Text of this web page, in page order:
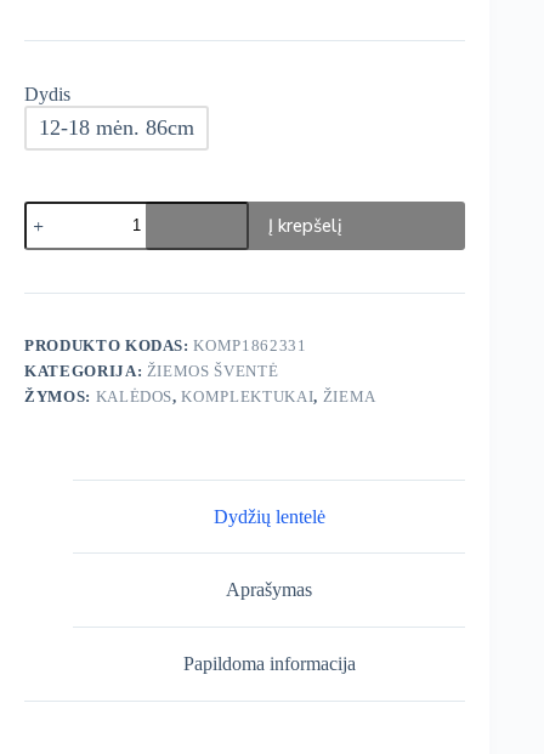
Dydis
12-18 mėn. 86cm
produkto
kiekis:
George
Kalėdinis
Į krepšelį
PRODUKTO KODAS:KOMP1862331
KATEGORIJA: ŽIEMOS ŠVENTĖ
ŽYMOS: KALĖDOS,KOMPLEKTUKAI, ŽIEMA
Dydžių lentelė
Aprašymas
Papildoma informacija